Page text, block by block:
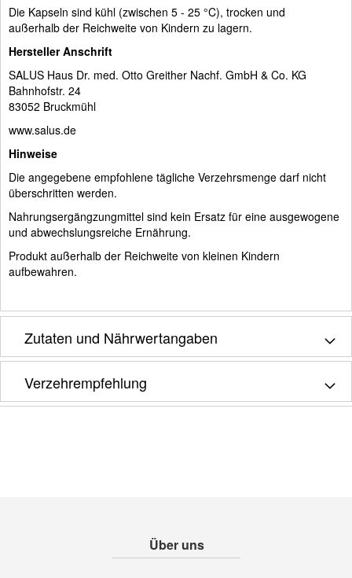
Die Kapseln sind kühl (zwischen 5 - 25 °C), trocken und
außerhalb der Reichweite von Kindern zu lagern.
Hersteller Anschrift
SALUS Haus Dr. med. Otto Greither Nachf. GmbH & Co. KG
Bahnhofstr. 24
83052 Bruckmühl
www.salus.de
Hinweise
Die angegebene empfohlene tägliche Verzehrsmenge darf nicht
überschritten werden.
Nahrungsergängzungmittel sind kein Ersatz für eine ausgewogene
und abwechslungsreiche Ernährung.
Produkt außerhalb der Reichweite von kleinen Kindern
aufbewahren.
Zutaten und Nährwertangaben
Verzehrempfehlung
Über uns